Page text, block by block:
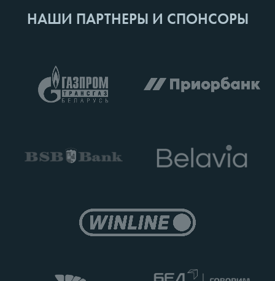
НАШИ ПАРТНЕРЫ И СПОНСОРЫ